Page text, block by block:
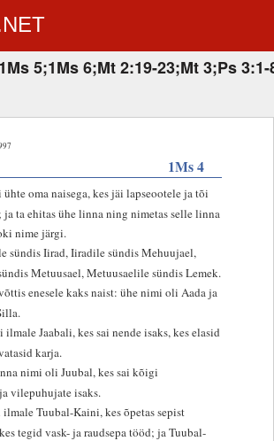
5;1Ms 6;Mt 2:19-23;Mt 3;Ps 3:1-
1Ms 4
ühte oma naisega, kes jäi lapseootele ja tõi
ta ehitas ühe linna ning nimetas selle linna
nime järgi.
sündis Iirad, Iiradile sündis Mehuujael,
Metuusael, Metuusaelile sündis Lemek.
enesele kaks naist: ühe nimi oli Aada ja
ilmale Jaabali, kes sai nende isaks, kes elasid
karja.
nimi oli Juubal, kes sai kõigi
vilepuhujate isaks.
Tuubal-Kaini, kes õpetas sepist
tegid vask- ja raudsepa tööd; ja Tuubal-